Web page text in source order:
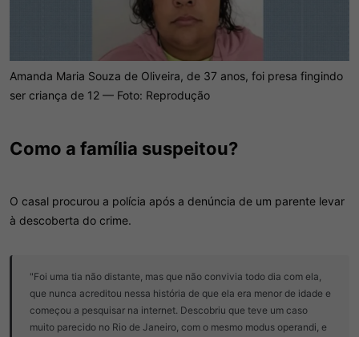
Amanda Maria Souza de Oliveira, de 37 anos, foi presa fingindo
ser criança de 12 — Foto: Reprodução
Como a família suspeitou?​
O casal procurou a polícia após a denúncia de um parente levar
à descoberta do crime.
"Foi uma tia não distante, mas que não convivia todo dia com ela,
que nunca acreditou nessa história de que ela era menor de idade e
começou a pesquisar na internet. Descobriu que teve um caso
muito parecido no Rio de Janeiro, com o mesmo modus operandi, e